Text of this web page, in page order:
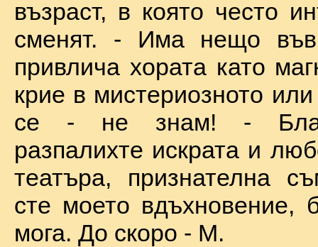
възраст, в която често
сменят. - Има нещо във
привлича хората като
крие в мистериозното
се - не знам! -
разпалихте искрата и
театъра, признателна
сте моето вдъхновение,
мога. До скоро - М.